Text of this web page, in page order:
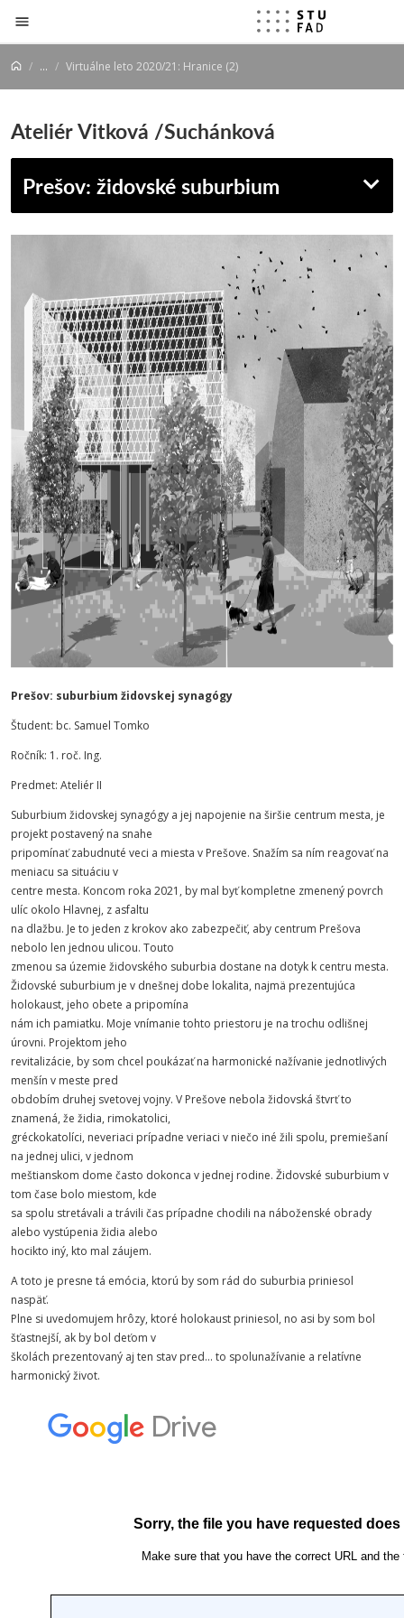
Prejsť na obsah
... Virtuálne leto 2020/21: Hranice (2)
Ateliér Vitková /Suchánková
Prešov: židovské suburbium
Prešov: suburbium židovskej synagógy
Študent: bc. Samuel Tomko
Ročník: 1. roč. Ing.
Predmet: Ateliér II
Suburbium židovskej synagógy a jej napojenie na širšie centrum mesta, je
projekt postavený na snahe
pripomínať zabudnuté veci a miesta v Prešove. Snažím sa ním reagovať na
meniacu sa situáciu v
centre mesta. Koncom roka 2021, by mal byť kompletne zmenený povrch
ulíc okolo Hlavnej, z asfaltu
na dlažbu. Je to jeden z krokov ako zabezpečiť, aby centrum Prešova
nebolo len jednou ulicou. Touto
zmenou sa územie židovského suburbia dostane na dotyk k centru mesta.
Židovské suburbium je v dnešnej dobe lokalita, najmä prezentujúca
holokaust, jeho obete a pripomína
nám ich pamiatku. Moje vnímanie tohto priestoru je na trochu odlišnej
úrovni. Projektom jeho
revitalizácie, by som chcel poukázať na harmonické nažívanie jednotlivých
menšín v meste pred
obdobím druhej svetovej vojny. V Prešove nebola židovská štvrť to
znamená, že židia, rimokatolici,
gréckokatolíci, neveriaci prípadne veriaci v niečo iné žili spolu, premiešaní
na jednej ulici, v jednom
meštianskom dome často dokonca v jednej rodine. Židovské suburbium v
tom čase bolo miestom, kde
sa spolu stretávali a trávili čas prípadne chodili na náboženské obrady
alebo vystúpenia židia alebo
hocikto iný, kto mal záujem.
A toto je presne tá emócia, ktorú by som rád do suburbia priniesol
naspäť.
Plne si uvedomujem hrôzy, ktoré holokaust priniesol, no asi by som bol
šťastnejší, ak by bol deťom v
školách prezentovaný aj ten stav pred... to spolunažívanie a relatívne
harmonický život.